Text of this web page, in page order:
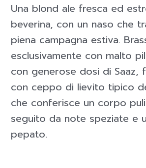
Una blond ale fresca ed
beverina, con un naso che
piena campagna estiva.
esclusivamente con malto
con generose dosi di Saaz,
con ceppo di lievito tipico
che conferisce un corpo
seguito da note speziate e
pepato.